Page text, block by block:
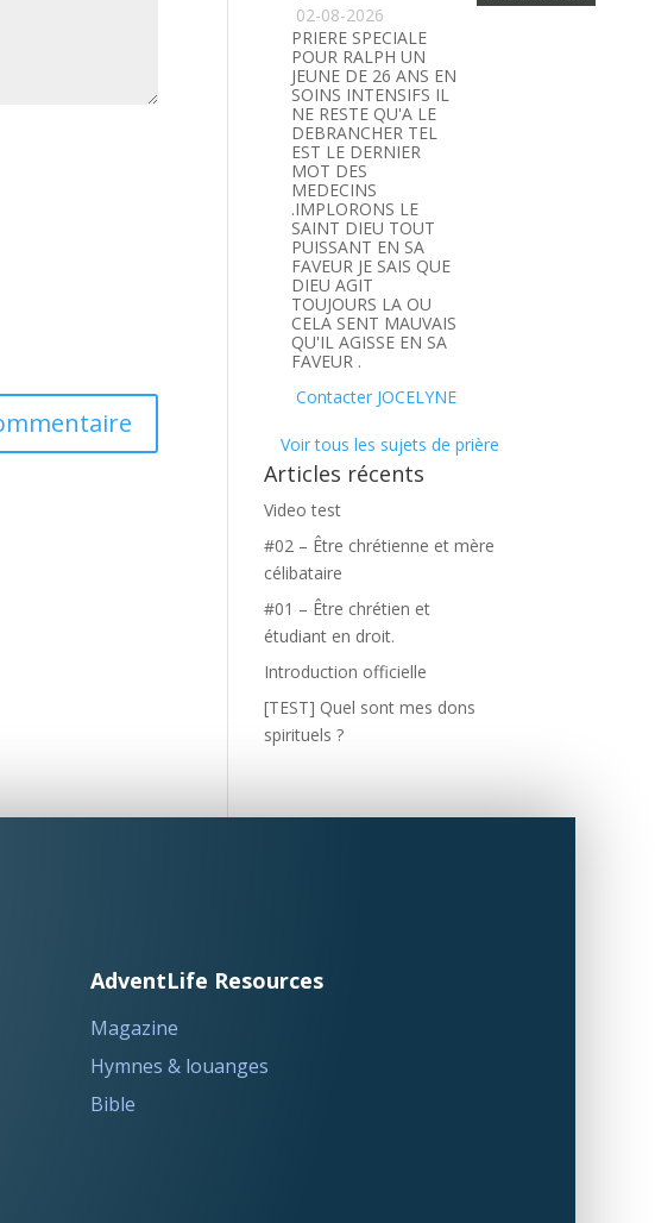
02-08-2026
PRIERE SPECIALE
POUR RALPH UN
JEUNE DE 26 ANS EN
SOINS INTENSIFS IL
NE RESTE QU'A LE
DEBRANCHER TEL
EST LE DERNIER
MOT DES
MEDECINS
.IMPLORONS LE
SAINT DIEU TOUT
PUISSANT EN SA
FAVEUR JE SAIS QUE
DIEU AGIT
TOUJOURS LA OU
CELA SENT MAUVAIS
QU'IL AGISSE EN SA
FAVEUR .
Contacter JOCELYNE
Voir tous les sujets de prière
Articles récents
Video test
#02 – Être chrétienne et mère
célibataire
#01 – Être chrétien et
étudiant en droit.
Introduction officielle
[TEST] Quel sont mes dons
spirituels ?
AdventLife Resources
Magazine
Hymnes & louanges
Bible